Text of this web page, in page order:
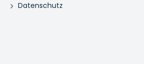
Datenschutz